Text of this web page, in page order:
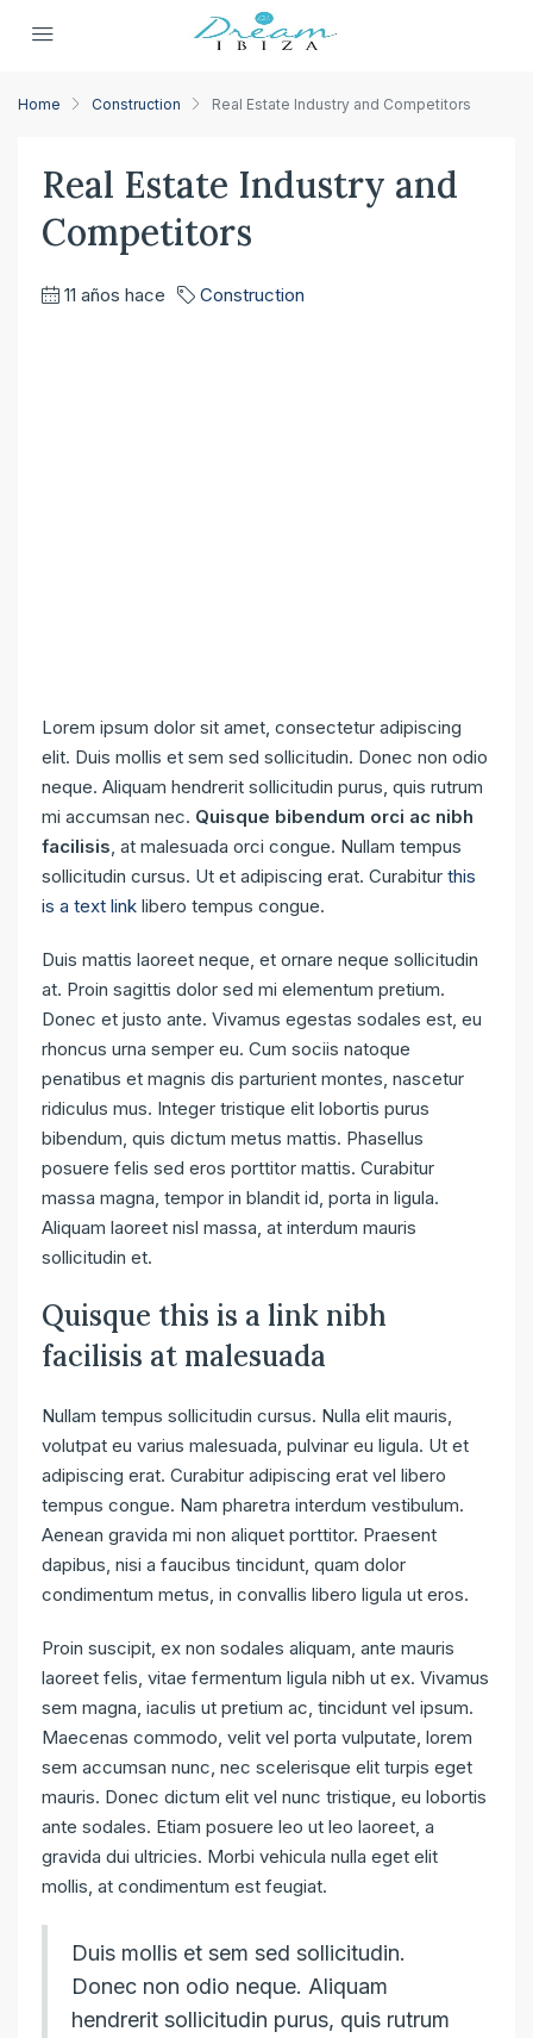
Home Construction Real Estate Industry and Competitors
Real Estate Industry and
Competitors
11 años hace Construction
Lorem ipsum dolor sit amet, consectetur adipiscing
elit. Duis mollis et sem sed sollicitudin. Donec non odio
neque. Aliquam hendrerit sollicitudin purus, quis rutrum
mi accumsan nec. Quisque bibendum orci ac nibh
facilisis, at malesuada orci congue. Nullam tempus
sollicitudin cursus. Ut et adipiscing erat. Curabitur this
is a text link libero tempus congue.
Duis mattis laoreet neque, et ornare neque sollicitudin
at. Proin sagittis dolor sed mi elementum pretium.
Donec et justo ante. Vivamus egestas sodales est, eu
rhoncus urna semper eu. Cum sociis natoque
penatibus et magnis dis parturient montes, nascetur
ridiculus mus. Integer tristique elit lobortis purus
bibendum, quis dictum metus mattis. Phasellus
posuere felis sed eros porttitor mattis. Curabitur
massa magna, tempor in blandit id, porta in ligula.
Aliquam laoreet nisl massa, at interdum mauris
sollicitudin et.
Quisque this is a link nibh
facilisis at malesuada
Nullam tempus sollicitudin cursus. Nulla elit mauris,
volutpat eu varius malesuada, pulvinar eu ligula. Ut et
adipiscing erat. Curabitur adipiscing erat vel libero
tempus congue. Nam pharetra interdum vestibulum.
Aenean gravida mi non aliquet porttitor. Praesent
dapibus, nisi a faucibus tincidunt, quam dolor
condimentum metus, in convallis libero ligula ut eros.
Proin suscipit, ex non sodales aliquam, ante mauris
laoreet felis, vitae fermentum ligula nibh ut ex. Vivamus
sem magna, iaculis ut pretium ac, tincidunt vel ipsum.
Maecenas commodo, velit vel porta vulputate, lorem
sem accumsan nunc, nec scelerisque elit turpis eget
mauris. Donec dictum elit vel nunc tristique, eu lobortis
ante sodales. Etiam posuere leo ut leo laoreet, a
gravida dui ultricies. Morbi vehicula nulla eget elit
mollis, at condimentum est feugiat.
Duis mollis et sem sed sollicitudin.
Donec non odio neque. Aliquam
hendrerit sollicitudin purus, quis rutrum